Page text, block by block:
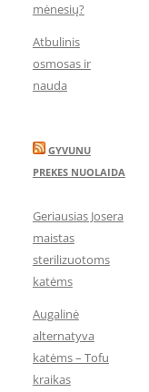
mėnesių?
Atbulinis
osmosas ir
nauda
GYVUNU
PREKES NUOLAIDA
Geriausias Josera
maistas
sterilizuotoms
katėms
Augalinė
alternatyva
katėms – Tofu
kraikas